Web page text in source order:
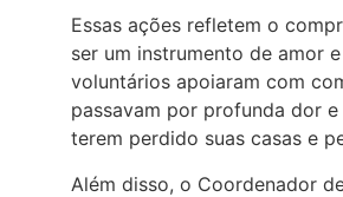
Essas ações refletem o
ser um instrumento de amor
voluntários apoiaram com
passavam por profunda dor
terem perdido suas casas e
Além disso, o Coordenador